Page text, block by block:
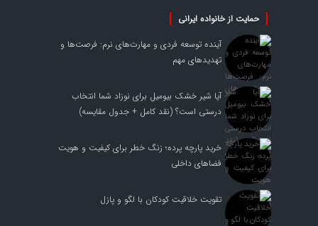
حمایت از خانواده ایرانی
آینده توسعه فردی و مهارت‌های نرم: فرصت‌ها و
تهدیدهای مهم
آیا شیر خشک بیومیل برای نوزاد شما انتخاب
درستی است؟ (نقد کامل + جدول مقایسه)
خرید پارچه پرده؛ زنگ خطر برای کیفیت و هویت
فضاهای داخلی
تقویت خلاقیت کودکان با لگو و پازل